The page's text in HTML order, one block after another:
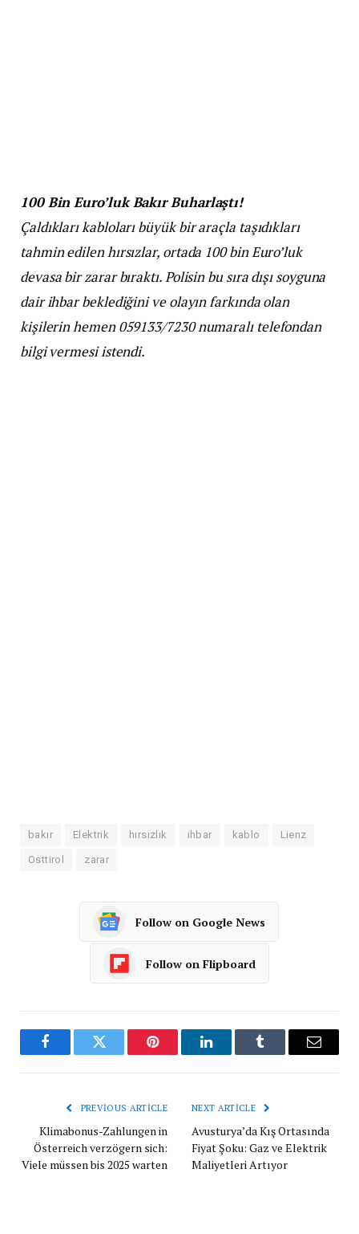
100 Bin Euro’luk Bakır Buharlaştı!
Çaldıkları kabloları büyük bir araçla taşıdıkları
tahmin edilen hırsızlar, ortada 100 bin Euro’luk
devasa bir zarar bıraktı. Polisin bu sıra dışı soyguna
dair ihbar beklediğini ve olayın farkında olan
kişilerin hemen 059133/7230 numaralı telefondan
bilgi vermesi istendi.
bakır Elektrik hırsızlık ihbar kablo Lienz
Osttirol zarar
Follow on Google News
Follow on Flipboard
FacebookTwitter Pinterest LinkedInTumblr Email
PREVIOUS ARTICLE
Klimabonus-Zahlungen in
Österreich verzögern sich:
Viele müssen bis 2025 warten
NEXT ARTICLE
Avusturya’da Kış Ortasında
Fiyat Şoku: Gaz ve Elektrik
Maliyetleri Artıyor